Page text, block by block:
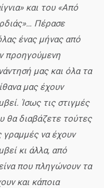
και του «Από
Πέρασε
ένας μήνας από
προηγούμενη
μας και όλα τα
μας έχουν
Ίσως τις στιγμές
θα διαβάζετε τούτες
γραμμές να έχουν
κι άλλα, από
που πληγώνουν τα
και κάποια